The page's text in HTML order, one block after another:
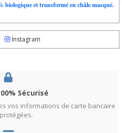
biologique et transformé en châle masqué.
İnstagram
Sécurisé
vos informatıons de carte bancaire